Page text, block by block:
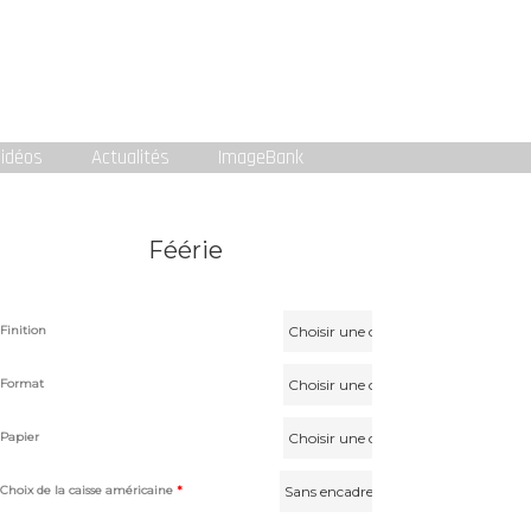
Actualités ImageBank
Féérie
Finition
Format
Papier
Choix de la caisse américaine *